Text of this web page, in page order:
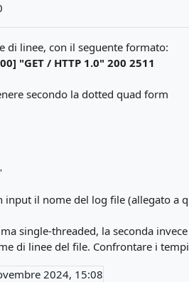
di linee, con il seguente formato:
"GET / HTTP 1.0" 200 2511
secondo la dotted quad form
il nome del log file (allegato a
single-threaded, la seconda
di linee del file. Confrontare i
2024, 15:08